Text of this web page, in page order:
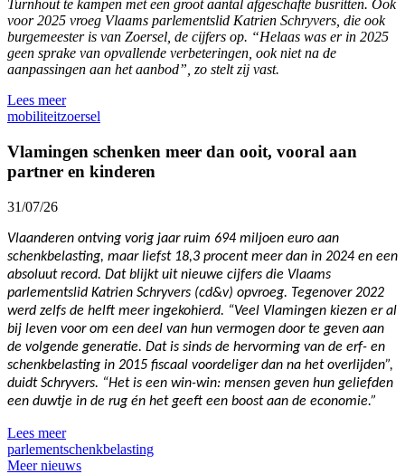
Turnhout te kampen met een groot aantal afgeschafte busritten. Ook
voor 2025 vroeg Vlaams parlementslid Katrien Schryvers, die ook
burgemeester is van Zoersel, de cijfers op. “Helaas was er in 2025
geen sprake van opvallende verbeteringen, ook niet na de
aanpassingen aan het aanbod”, zo stelt zij vast.
Lees meer
mobiliteitzoersel
Vlamingen schenken meer dan ooit, vooral aan
partner en kinderen
31/07/26
Vlaanderen ontving vorig jaar ruim 694 miljoen euro aan
schenkbelasting, maar liefst 18,3 procent meer dan in 2024 en een
absoluut record. Dat blijkt uit nieuwe cijfers die Vlaams
parlementslid Katrien Schryvers (cd&v) opvroeg. Tegenover 2022
werd zelfs de helft meer ingekohierd. “Veel Vlamingen kiezen er al
bij leven voor om een deel van hun vermogen door te geven aan
de volgende generatie. Dat is sinds de hervorming van de erf- en
schenkbelasting in 2015 fiscaal voordeliger dan na het overlijden”,
duidt Schryvers. “Het is een win-win: mensen geven hun geliefden
een duwtje in de rug én het geeft een boost aan de economie.”
Lees meer
parlementschenkbelasting
Meer nieuws